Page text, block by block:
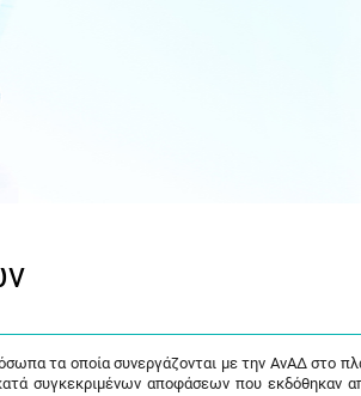
τα οποία συνεργάζονται με την ΑνΑΔ στο
συγκεκριμένων αποφάσεων που εκδόθηκαν